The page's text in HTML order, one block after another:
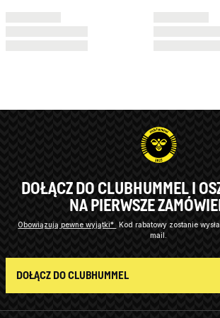
DOŁĄCZ DO CLUBHUMMEL I
NA PIERWSZE
Obowiązują pewne wyjątki*
Kod rabatowy zostanie
mail.
DOŁĄCZ DO CLUBHUMMEL